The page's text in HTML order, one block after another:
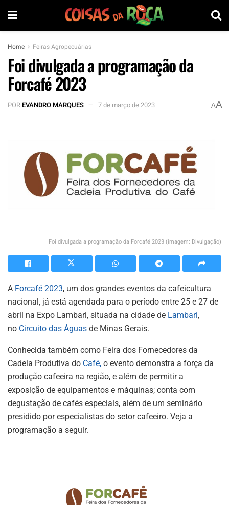
Home Feiras Agropecuárias
Foi divulgada a programação da
Forcafé 2023
POREVANDRO MARQUES 7 de março de 2023 AA
Foi divulgada a programação da Forcafé 2023 (imagem: Divulgação)
A Forcafé 2023, um dos grandes eventos da cafeicultura
nacional, já está agendada para o período entre 25 e 27 de
abril na Expo Lambari, situada na cidade de Lambari,
no Circuito das Águas de Minas Gerais.
Conhecida também como Feira dos Fornecedores da
Cadeia Produtiva do Café, o evento demonstra a força da
produção cafeeira na região, e além de permitir a
exposição de equipamentos e máquinas; conta com
degustação de cafés especiais, além de um seminário
presidido por especialistas do setor cafeeiro. Veja a
programação a seguir.